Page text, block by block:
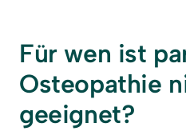
Für wen ist
Osteopathie
geeignet?